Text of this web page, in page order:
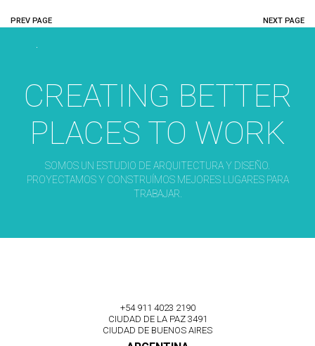
PREV PAGE NEXT PAGE
CREATING BETTER
PLACES TO WORK
SOMOS UN ESTUDIO DE ARQUITECTURA Y DISEÑO.
PROYECTAMOS Y CONSTRUÍMOS MEJORES LUGARES PARA
TRABAJAR.
+54 911 4023 2190
CIUDAD DE LA PAZ 3491
CIUDAD DE BUENOS AIRES